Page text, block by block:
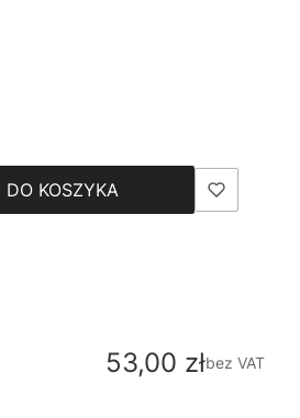
DO KOSZYKA
Cena
53,00 złbez VAT